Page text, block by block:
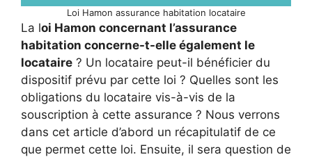
Loi Hamon assurance habitation locataire
La loi Hamon concernant l’assurance
habitation concerne-t-elle également le
locataire ? Un locataire peut-il bénéficier du
dispositif prévu par cette loi ? Quelles sont les
obligations du locataire vis-à-vis de la
souscription à cette assurance ? Nous verrons
dans cet article d’abord un récapitulatif de ce
que permet cette loi. Ensuite, il sera question de